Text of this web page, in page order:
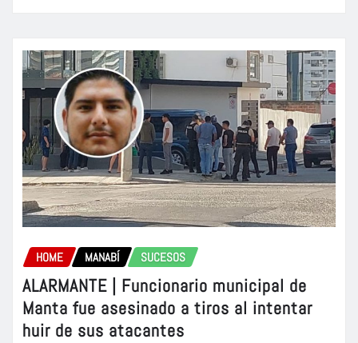
HOME MANABÍ SUCESOS
ALARMANTE | Funcionario municipal de
Manta fue asesinado a tiros al intentar
huir de sus atacantes